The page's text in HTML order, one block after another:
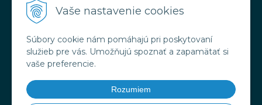
Vaše nastavenie cookies
Súbory cookie nám pomáhajú pri poskytovaní
služieb pre vás. Umožňujú spoznať a zapamätať si
vaše preferencie.
Rozumiem
VŠETKO O NÁKUPE
Obchodné podmienky
Doprava a platba
Ochrana osobných údajov